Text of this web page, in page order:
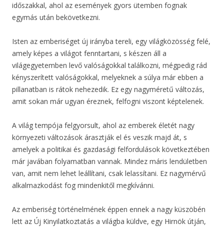
időszakkal, ahol az események gyors ütemben fognak
egymás után bekövetkezni.
Isten az emberiséget új irányba tereli, egy világközösség felé,
amely képes a világot fenntartani, s készen áll a
világegyetemben levő valóságokkal találkozni, mégpedig rád
kényszerített valóságokkal, melyeknek a súlya már ebben a
pillanatban is rátok nehezedik. Ez egy nagyméretű változás,
amit sokan már ugyan éreznek, felfogni viszont képtelenek.
A világ tempója felgyorsult, ahol az emberek életét nagy
környezeti változások árasztják el és veszik majd át, s
amelyek a politikai és gazdasági felfordulások következtében
már javában folyamatban vannak. Mindez máris lendületben
van, amit nem lehet leállítani, csak lelassítani. Ez nagymérvű
alkalmazkodást fog mindenkitől megkívánni.
Az emberiség történelmének éppen ennek a nagy küszöbén
lett az Új Kinyilatkoztatás a világba küldve, egy Hirnök útján,